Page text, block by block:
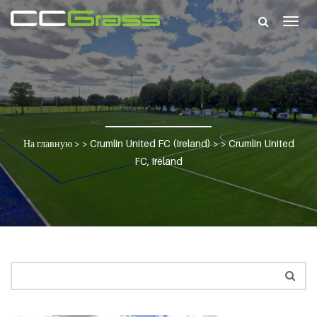
На главную> > Crumlin United FC (Ireland)> >Crumlin United
FC, Ireland